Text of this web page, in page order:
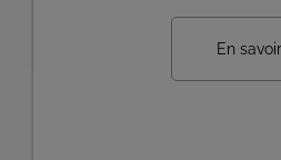
En